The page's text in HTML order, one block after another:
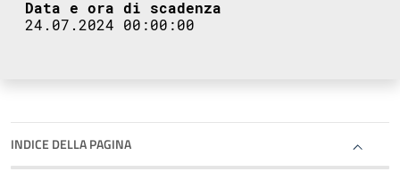
Data e ora di scadenza
24.07.2024 00:00:00
INDICE DELLA PAGINA